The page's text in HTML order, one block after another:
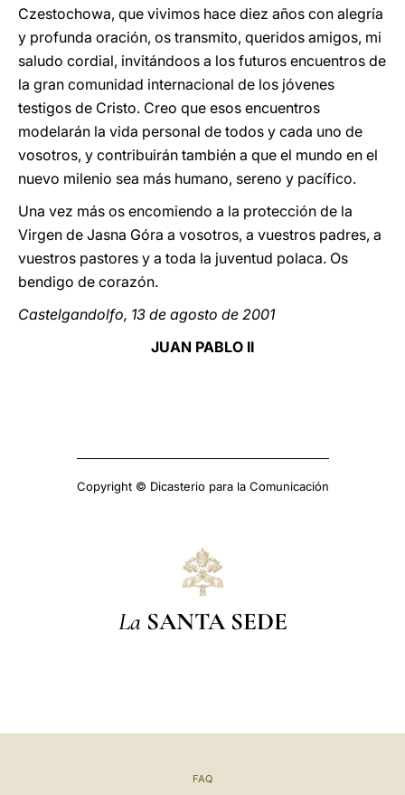
Czestochowa, que vivimos hace diez años con alegría
y profunda oración, os transmito, queridos amigos, mi
saludo cordial, invitándoos a los futuros encuentros de
la gran comunidad internacional de los jóvenes
testigos de Cristo. Creo que esos encuentros
modelarán la vida personal de todos y cada uno de
vosotros, y contribuirán también a que el mundo en el
nuevo milenio sea más humano, sereno y pacífico.
Una vez más os encomiendo a la protección de la
Virgen de Jasna Góra a vosotros, a vuestros padres, a
vuestros pastores y a toda la juventud polaca. Os
bendigo de corazón.
Castelgandolfo, 13 de agosto de 2001
JUAN PABLO II
Copyright © Dicasterio para la Comunicación
La SANTA SEDE
FAQ